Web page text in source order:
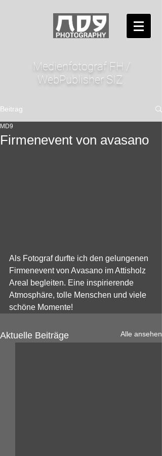
Medienfotograf FH /
WebPublisher SIZ
Beitrag
Firmenevent von avasano
MD9
Als Fotograf durfte ich den gelungenen
Firmenevent von Avasano im Attisholz
Areal begleiten. Eine inspirierende
Atmosphäre, tolle Menschen und viele
schöne Momente!
Aktuelle Beiträge Alle ansehen